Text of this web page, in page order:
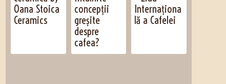
Oana Stoica
Ceramics
concepții
greșite
despre
cafea?
Internaționa
lă a Cafelei